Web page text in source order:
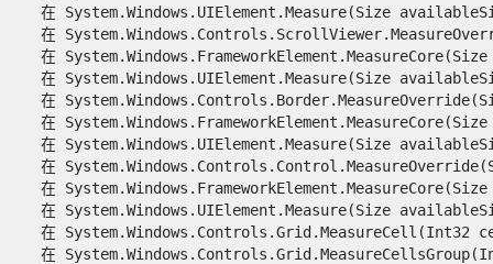
在 System.Windows.UIElement.Measure(Size
在
在
在 System.Windows.UIElement.Measure(Size
在
在
在 System.Windows.UIElement.Measure(Size
在
在
在 System.Windows.UIElement.Measure(Size
在 System.Windows.Controls.Grid.MeasureCell(Int32
在